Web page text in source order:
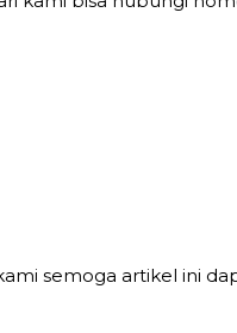
semoga artikel ini